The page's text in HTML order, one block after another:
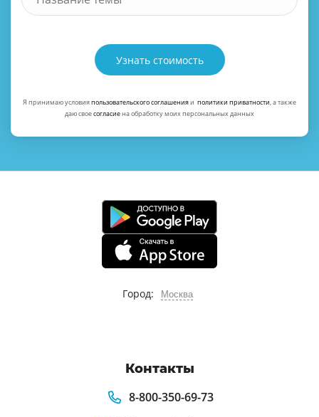
Узнать стоимость
Я принимаю условияпользовательского соглашенияи политики приватности, а также
даю своесогласиена обработку моих персональных данных
Город: Москва
Контакты
8-800-350-69-73